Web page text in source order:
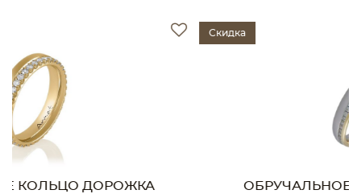
ОБРУЧАЛЬНОЕ КОЛЬЦО ДОРОЖКА